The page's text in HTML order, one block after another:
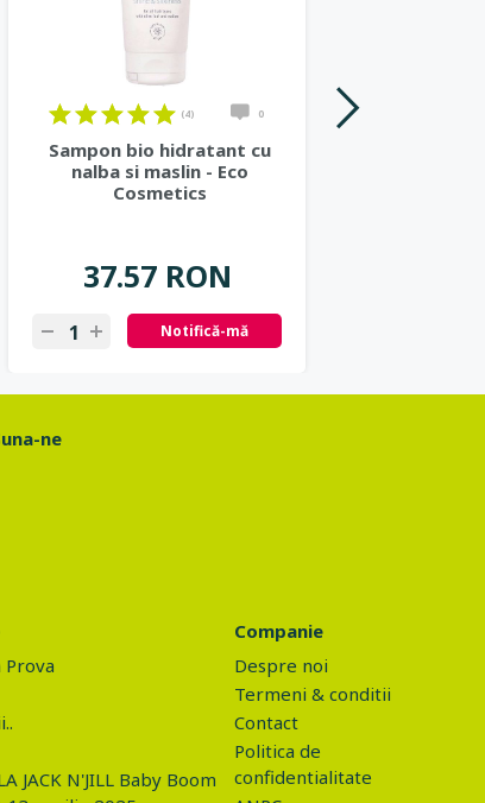
(4) 0
Sampon bio hidratant cu
nalba si maslin - Eco
Cosmetics
37.57 RON
Notifică-mă
ne
Prova
JACK N'JILL Baby Boom
Companie
Despre noi
Termeni & conditii
Contact
Politica de
confidentialitate